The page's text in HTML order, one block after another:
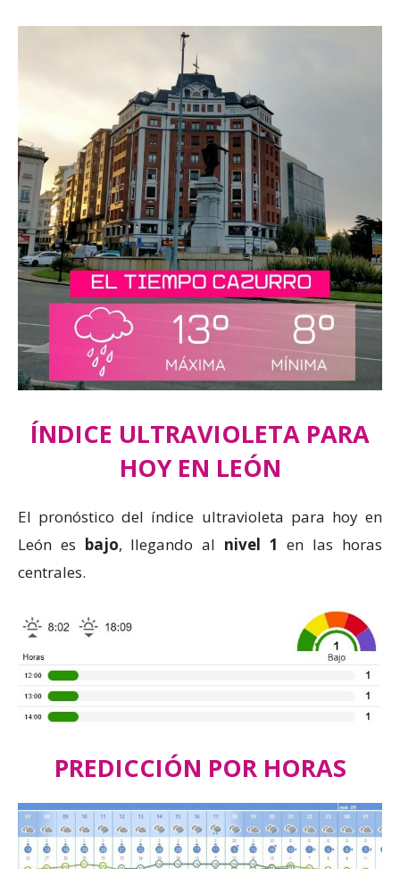
ÍNDICE ULTRAVIOLETA PARA
HOY EN LEÓN
El pronóstico del índice ultravioleta para hoy en
León es bajo, llegando al nivel 1 en las horas
centrales.
PREDICCIÓN POR HORAS